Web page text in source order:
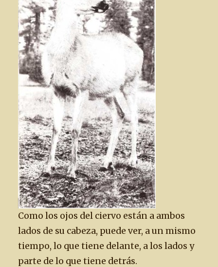
Como los ojos del ciervo están a ambos
lados de su cabeza, puede ver, a un mismo
tiempo, lo que tiene delante, a los lados y
parte de lo que tiene detrás.